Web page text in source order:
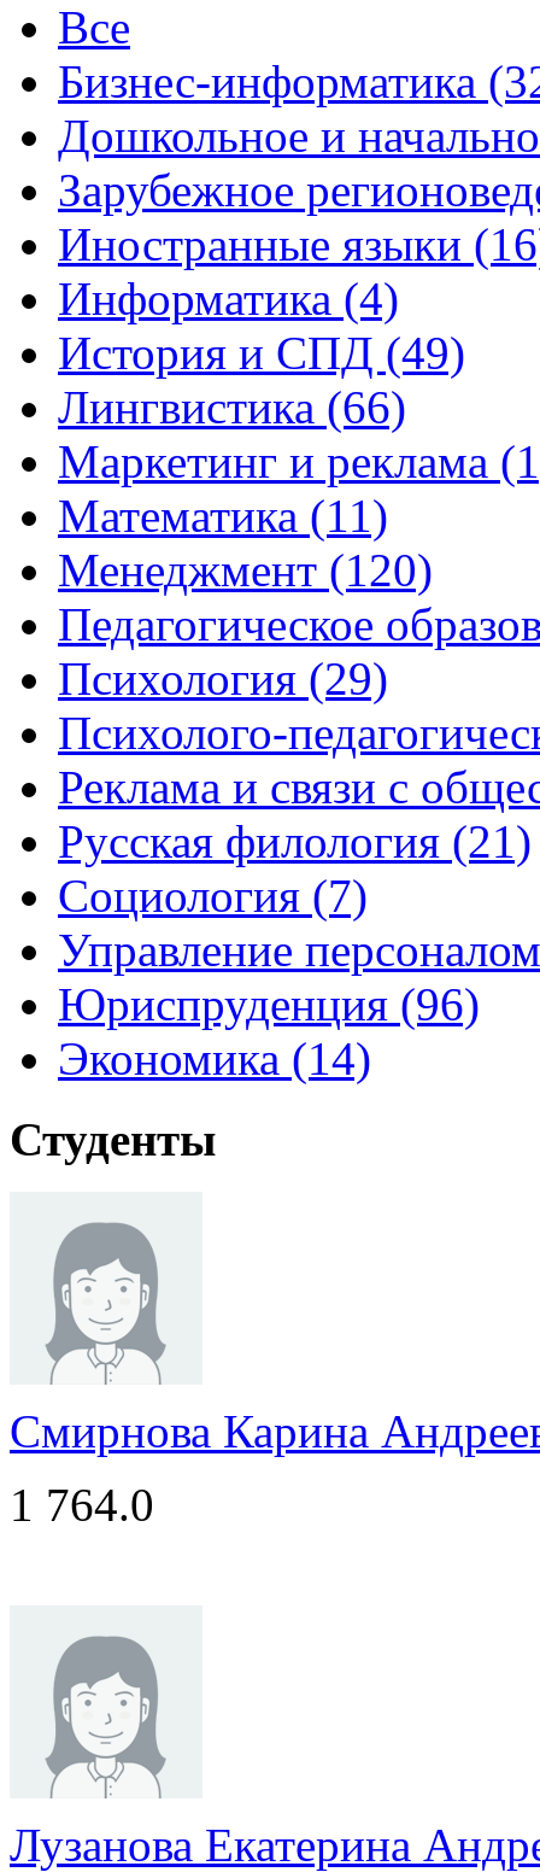
Все
Бизнес-информатика
Дошкольное и
Зарубежное
Иностранные языки
Информатика (4)
История и СПД (49)
Лингвистика (66)
Маркетинг и реклама
Математика (11)
Менеджмент (120)
Педагогическое
Психология (29)
Психолого-
Реклама и связи с
Русская филология (21)
Социология (7)
Управление
Юриспруденция (96)
Экономика (14)
Студенты
Смирнова Карина
1 764.0
Лузанова Екатерина